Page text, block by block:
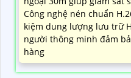
Công nghệ nén chuẩn
kiệm dung lượng lưu trữ
người thông minh đảm
hàng